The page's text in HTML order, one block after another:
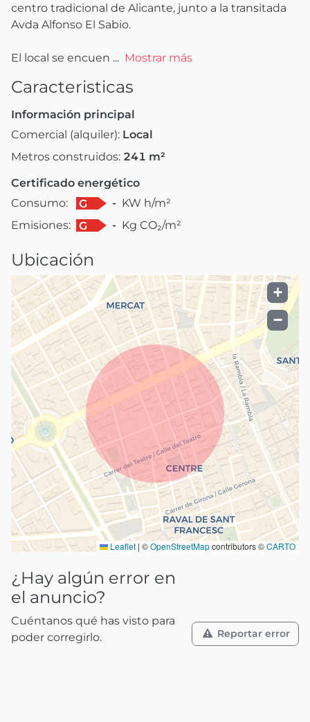
centro tradicional de Alicante, junto a la transitada
Avda Alfonso El Sabio.
El local se encuen ... Mostrar más
Caracteristicas
Información principal
Comercial (alquiler): Local
Metros construidos: 241 m²
Certificado energético
Consumo:
G - KW h/m²
Emisiones:
G - Kg CO₂/m²
Ubicación
+
−
Leaflet | ©OpenStreetMapcontributors ©CARTO
¿Hay algún error en
el anuncio?
Cuéntanos qué has visto para
poder corregirlo.
Reportar error